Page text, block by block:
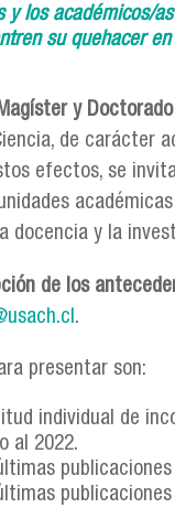
y los académicos/
su quehacer
y
de carácter
efectos, se
docencia y la
de los
.
presentar son:
individual de
al 2022.